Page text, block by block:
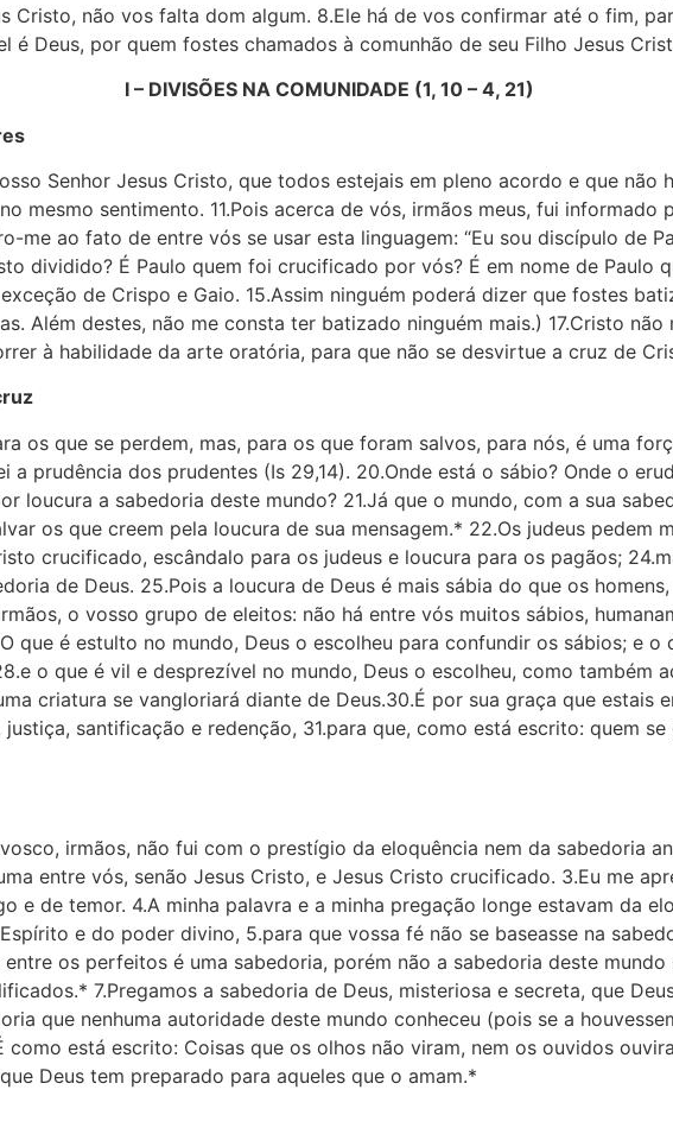
Cristo, não vos falta dom algum. 8.Ele há de vos confirmar até o fim,
é Deus, por quem fostes chamados à comunhão de seu Filho Jesus
I – DIVISÕES NA COMUNIDADE (1, 10 – 4, 21)
Senhor Jesus Cristo, que todos estejais em pleno acordo e que não
mesmo sentimento. 11.Pois acerca de vós, irmãos meus, fui informado
me ao fato de entre vós se usar esta linguagem: “Eu sou discípulo de
dividido? É Paulo quem foi crucificado por vós? É em nome de Paulo
de Crispo e Gaio. 15.Assim ninguém poderá dizer que fostes
Além destes, não me cons­ta ter batizado ninguém mais.) 17.Cristo
à habilidade da arte oratória, para que não se desvirtue a cruz de
os que se perdem, mas, para os que foram salvos, para nós, é uma
a prudência dos prudentes (Is 29,14). 20.Onde está o sábio? Onde o
loucura a sabedoria deste mundo? 21.Já que o mundo, com a sua
os que creem pela loucura de sua mensagem.* 22.Os judeus pedem
crucificado, escândalo para os judeus e loucura para os pagãos;
de Deus. 25.Pois a loucura de Deus é mais sábia do que os
o vosso grupo de eleitos: não há entre vós muitos sábios,
que é estulto no mundo, Deus o escolheu para confundir os sábios; e o
o que é vil e desprezível no mundo, Deus o escolheu, como também
criatura se vangloriará diante de Deus.30.É por sua graça que estais
santificação e redenção, 31.para que, como está escrito: quem
irmãos, não fui com o prestígio da eloquência nem da sabedoria
entre vós, senão Jesus Cristo, e Jesus Cristo crucificado. 3.Eu me
e de temor. 4.A minha palavra e a minha pregação longe estavam da
e do poder divino, 5.para que vossa fé não se baseasse na
os perfeitos é uma sabedo­ria, porém não a sabedoria des­te
7.Pregamos a sabedoria de Deus, misteriosa e secreta, que
que nenhuma autoridade deste mundo conheceu (pois se a
está escrito: Coisas que os olhos não viram, nem os ouvidos
Deus tem preparado para aqueles que o amam.*